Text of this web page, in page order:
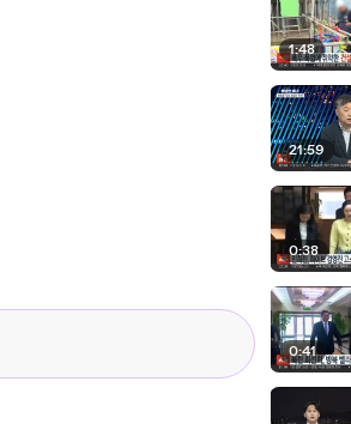
1:48
21:59
0:38
0:41